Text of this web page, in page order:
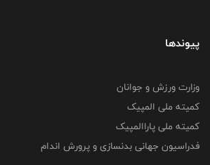
پیوندها
وزارت ورزش و جوانان
کمیته ملی المپیک
کمیته ملی پاراالمپیک
فدراسیون جهانی بدنسازی و پرورش اندام